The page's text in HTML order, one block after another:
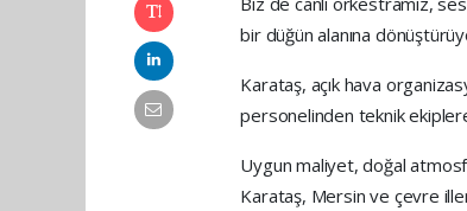
bir düğün alanına
Karataş, açık hava
personelinden teknik
Uygun maliyet, doğal
Karataş, Mersin ve çevre